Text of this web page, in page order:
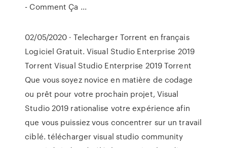
- Comment Ça ...
02/05/2020 · Telecharger Torrent en français
Logiciel Gratuit. Visual Studio Enterprise 2019
Torrent Visual Studio Enterprise 2019 Torrent
Que vous soyez novice en matière de codage
ou prêt pour votre prochain projet, Visual
Studio 2019 rationalise votre expérience afin
que vous puissiez vous concentrer sur un travail
ciblé. télécharger visual studio community